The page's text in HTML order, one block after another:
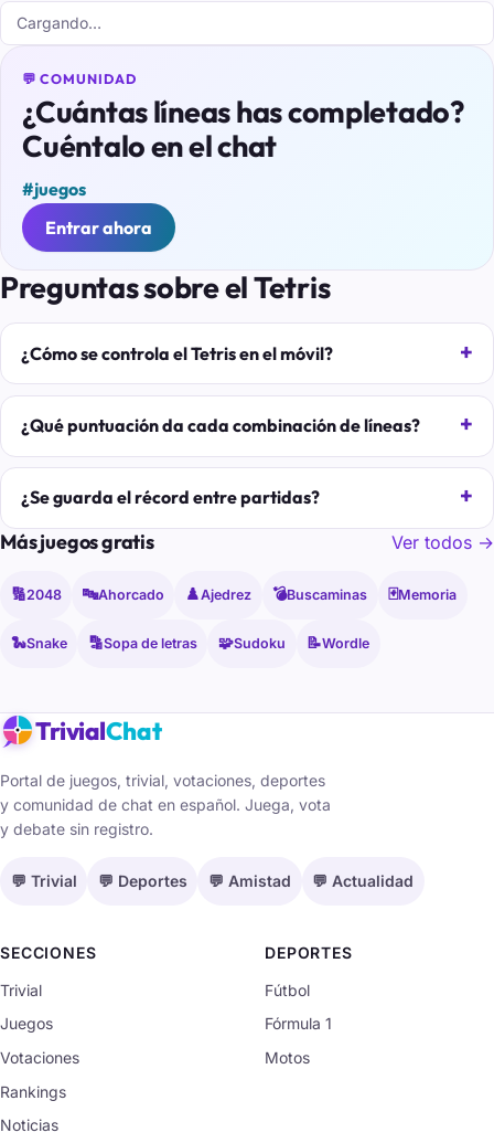
Cargando…
💬 COMUNIDAD
¿Cuántas líneas has completado?
Cuéntalo en el chat
#juegos
Entrar ahora
Preguntas sobre el Tetris
¿Cómo se controla el Tetris en el móvil?
¿Qué puntuación da cada combinación de líneas?
¿Se guarda el récord entre partidas?
Más juegos gratis Ver todos →
🔢2048 🔤Ahorcado ♟️Ajedrez 💣Buscaminas 🃏Memoria
🐍Snake 🔡Sopa de letras 🧩Sudoku 📝Wordle
TrivialChat
Portal de juegos, trivial, votaciones, deportes
y comunidad de chat en español. Juega, vota
y debate sin registro.
💬 Trivial 💬 Deportes 💬 Amistad 💬 Actualidad
SECCIONES
Trivial
Juegos
Votaciones
Rankings
Noticias
DEPORTES
Fútbol
Fórmula 1
Motos